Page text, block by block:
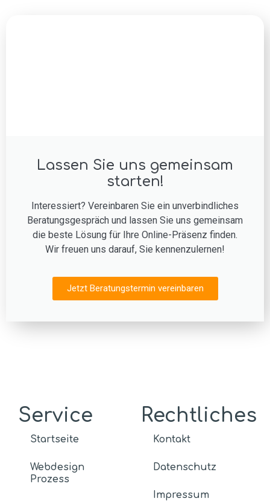
Lassen Sie uns gemeinsam
starten!
Interessiert? Vereinbaren Sie ein unverbindliches
Beratungsgespräch und lassen Sie uns gemeinsam
die beste Lösung für Ihre Online-Präsenz finden.
Wir freuen uns darauf, Sie kennenzulernen!
Jetzt Beratungstermin vereinbaren
Service
Startseite
Webdesign
Prozess
Rechtliches
Kontakt
Datenschutz
Impressum